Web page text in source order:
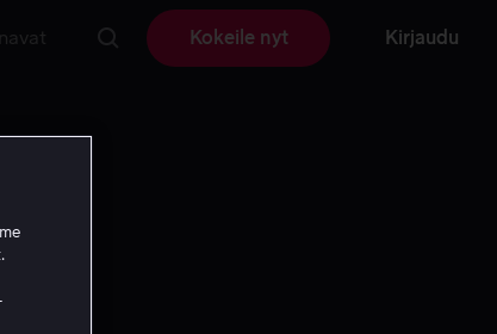
Kokeile nyt Kirjaudu